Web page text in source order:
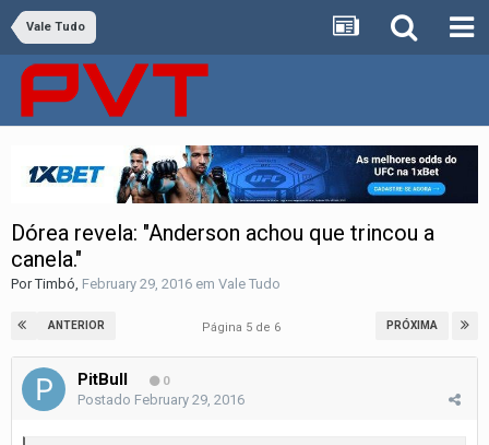
Vale Tudo
Dórea revela: "Anderson achou que trincou a
canela."
PorTimbó February 29, 2016 em Vale Tudo
ANTERIOR PRÓXIMA
Página 5 de 6
PitBull 0
Postado February 29, 2016